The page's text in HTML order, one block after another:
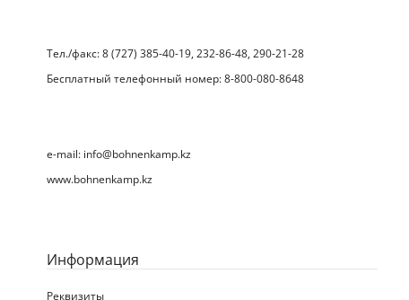
Тел./факс: 8 (727) 385-40-19, 232-86-48, 290-21-28
Бесплатный телефонный номер: 8-800-080-8648
e-mail: info@bohnenkamp.kz
www.bohnenkamp.kz
Информация
Реквизиты